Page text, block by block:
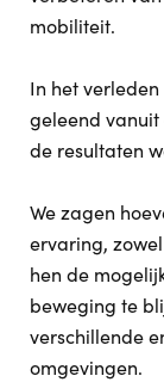
mobiliteit.
In het
geleend vanuit
de resultaten
We zagen
ervaring,
hen de
beweging te
verschillende
omgevingen.